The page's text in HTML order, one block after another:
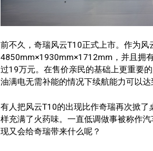
前不久，奇瑞风云T10正式上市。作为
4850mm×1930mm×1712mm，并且拥
过19万元。在售价亲民的基础上更重要
油满电无需补能的情况下续航能力可以
有人把风云T10的出现比作奇瑞再次掀
样充满了火药味。一直低调做事被称作
现又会给奇瑞带来什么呢？